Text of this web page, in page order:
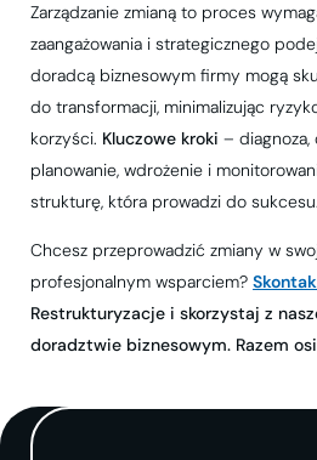
Zarządzanie zmianą to proces
zaangażowania i strategicznego
doradcą biznesowym firmy mogą
do transformacji, minimalizując
korzyści. Kluczowe kroki – diagnoza,
planowanie, wdrożenie i
strukturę, która prowadzi do sukcesu.
Chcesz przeprowadzić zmiany w
profesjonalnym wsparciem?
Restrukturyzacje i skorzystaj z
doradztwie biznesowym. Razem